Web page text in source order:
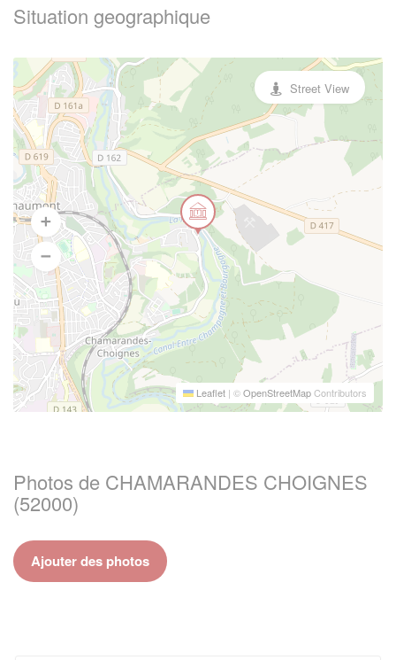
Situation geographique
Leaflet | ©OpenStreetMapContributors
Street View
Photos de CHAMARANDES CHOIGNES
(52000)
Ajouter des photos